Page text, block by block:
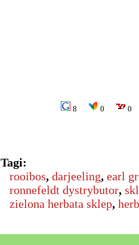
8 0 0
Tagi:
rooibos, darjeeling, earl
ronnefeldt dystrybutor,
zielona herbata sklep,